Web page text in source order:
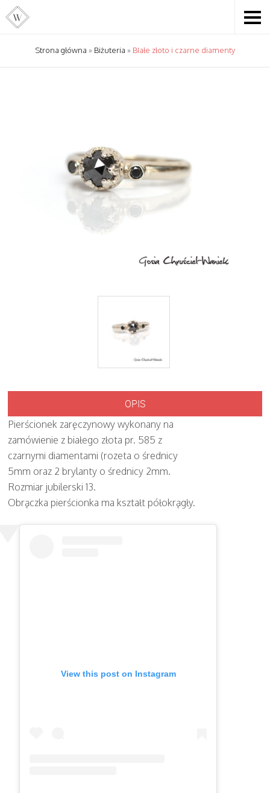
Strona główna » Biżuteria » BIałe złoto i czarne diamenty
OPIS
Pierścionek zaręczynowy wykonany na
zamówienie z białego złota pr. 585 z
czarnymi diamentami (rozeta o średnicy
5mm oraz 2 brylanty o średnicy 2mm.
Rozmiar jubilerski 13.
Obrączka pierścionka ma kształt półokrągły.
View this post on Instagram